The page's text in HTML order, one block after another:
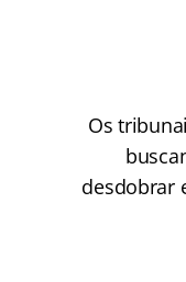
Os
desdobrar